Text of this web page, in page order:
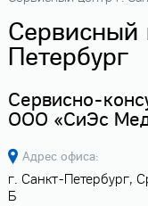
Сервисный
Петербург
Сервисно-
ООО «СиЭс
Адрес офиса:
г. Санкт-Петербург,
Б